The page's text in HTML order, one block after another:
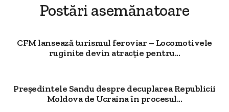
Postări asemănatoare
CFM lansează turismul feroviar – Locomotivele
ruginite devin atracție pentru...
Președintele Sandu despre decuplarea Republicii
Moldova de Ucraina în procesul...